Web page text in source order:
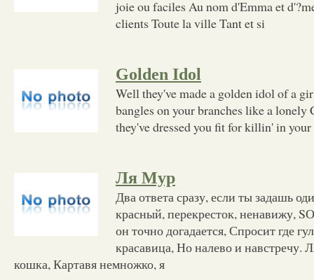
joie ou faciles Au nom d'Emma et
clients Toute la ville Tant et si
Golden Idol
Well they've made a golden idol of a
bangles on your branches like a lonely
they've dressed you fit for killin' in your
Ля Мур
Два ответа сразу, если ты задашь
красный, перекресток, ненавижу,
он точно догадается, Спросит где
красавица, Но налево и навстречу.
кошка, Картавя немножко, я